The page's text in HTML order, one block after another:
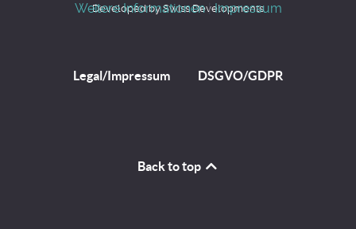
Developed by Swiss Developments
Legal/Impressum DSGVO/GDPR
Back to top
Weitere Informationen|Impressum